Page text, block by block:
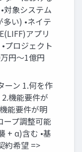
対象システム
い) •ネイテ
アプリ
プロジェクト
円〜1億円
ーン 1.何を作
機能要件が
能要件が明
ープ調整可能
+ α)含む •基
約希望 =>